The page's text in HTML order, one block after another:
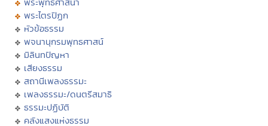
พระไตรปิฏก
หัวข้อธรรม
พจนานุกรมพุทธศาสน์
มิลินทปัญหา
เสียงธรรม
สถานีเพลงธรรมะ
เพลงธรรมะ/ดนตรีสมาธิ
ธรรมะปฏิบัติ
คลังแสงแห่งธรรม